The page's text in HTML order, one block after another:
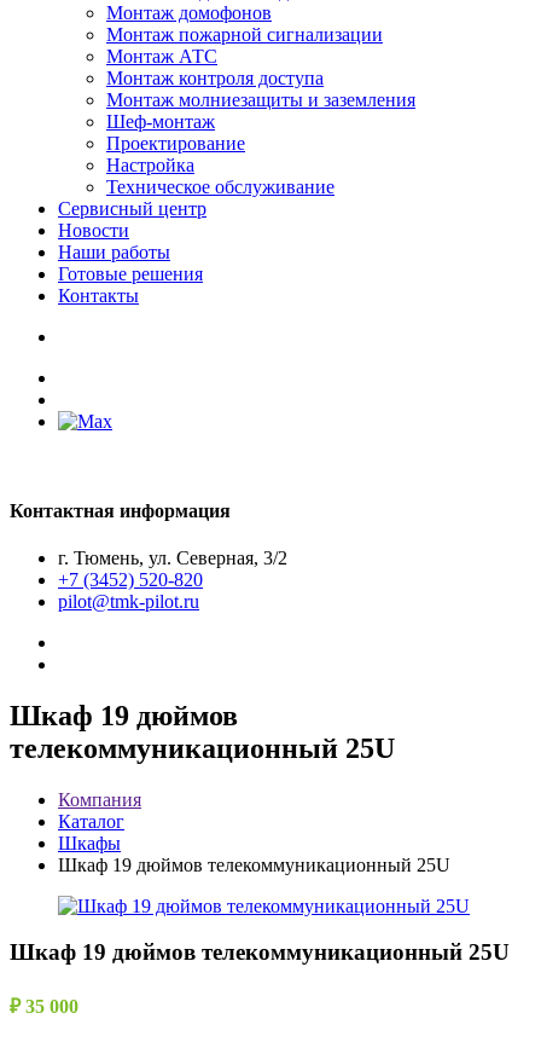
Монтаж домофонов
Монтаж пожарной сигнализации
Монтаж АТС
Монтаж контроля доступа
Монтаж молниезащиты и заземления
Шеф-монтаж
Проектирование
Настройка
Техническое обслуживание
Сервисный центр
Новости
Наши работы
Готовые решения
Контакты
Контактная информация
г. Тюмень, ул. Северная, 3/2
+7 (3452) 520-820
pilot@tmk-pilot.ru
Шкаф 19 дюймов
телекоммуникационный 25U
Компания
Каталог
Шкафы
Шкаф 19 дюймов телекоммуникационный 25U
Шкаф 19 дюймов телекоммуникационный 25U
₽ 35 000